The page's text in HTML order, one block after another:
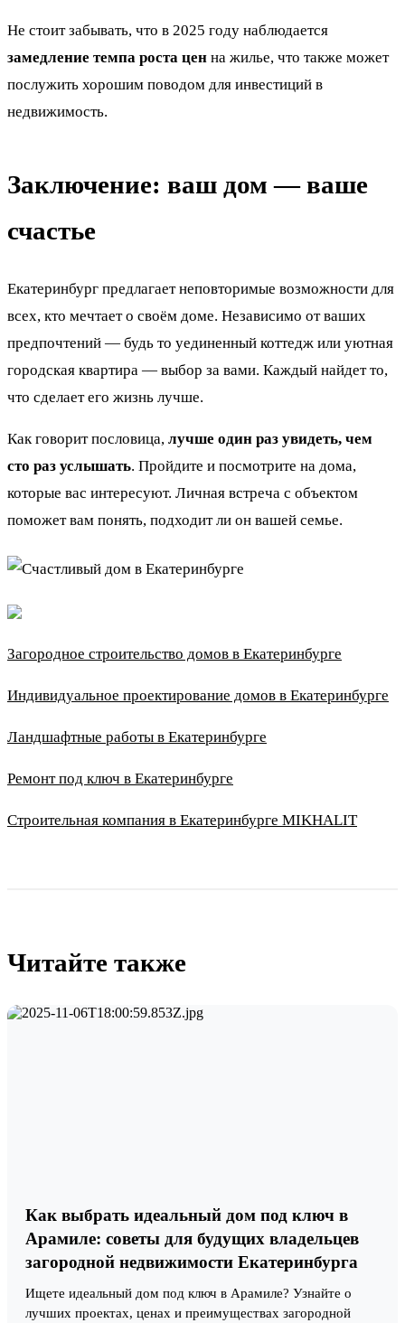
Не стоит забывать, что в 2025 году наблюдается
замедление темпа роста цен на жилье, что также может
послужить хорошим поводом для инвестиций в
недвижимость.
Заключение: ваш дом — ваше
счастье
Екатеринбург предлагает неповторимые возможности для
всех, кто мечтает о своём доме. Независимо от ваших
предпочтений — будь то уединенный коттедж или уютная
городская квартира — выбор за вами. Каждый найдет то,
что сделает его жизнь лучше.
Как говорит пословица, лучше один раз увидеть, чем
сто раз услышать. Пройдите и посмотрите на дома,
которые вас интересуют. Личная встреча с объектом
поможет вам понять, подходит ли он вашей семье.
Загородное строительство домов в Екатеринбурге
Индивидуальное проектирование домов в Екатеринбурге
Ландшафтные работы в Екатеринбурге
Ремонт под ключ в Екатеринбурге
Строительная компания в Екатеринбурге MIKHALIT
Читайте также
Как выбрать идеальный дом под ключ в
Арамиле: советы для будущих владельцев
загородной недвижимости Екатеринбурга
Ищете идеальный дом под ключ в Арамиле? Узнайте о
лучших проектах, ценах и преимуществах загородной